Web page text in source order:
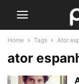
Home Tags Ator
ator